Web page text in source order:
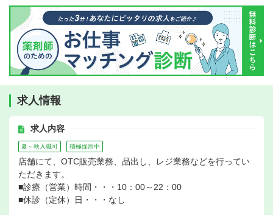
求人情報
求人内容
夏～秋入職可 積極採用中
店舗にて、OTC販売業務、品出し、レジ業務などを行ってい
ただきます。
■診療（営業）時間・・・10：00～22：00
■休診（定休）日・・・なし